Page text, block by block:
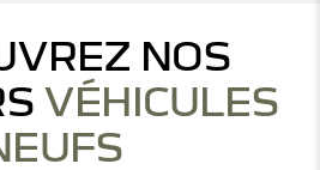
NOS
VÉHICULES